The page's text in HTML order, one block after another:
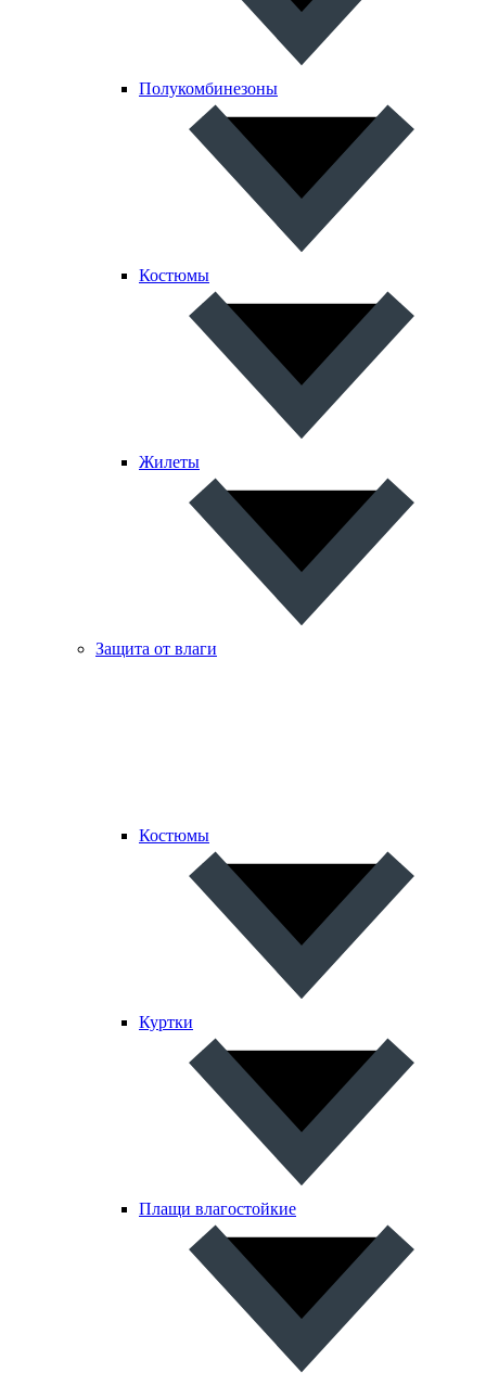
Полукомбинезоны
Костюмы
Жилеты
Защита от влаги
Костюмы
Куртки
Плащи влагостойкие